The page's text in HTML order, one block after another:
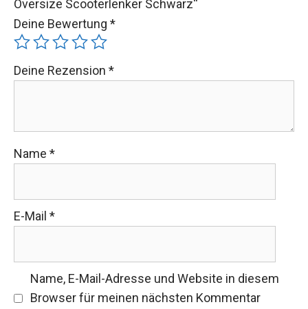
Oversize Scooterlenker Schwarz“
Deine Bewertung *
Deine Rezension *
Name *
E-Mail *
Name, E-Mail-Adresse und Website in diesem
Browser für meinen nächsten Kommentar